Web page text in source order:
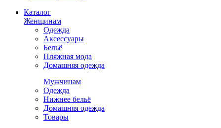
Каталог
Женщинам
Одежда
Аксессуары
Бельё
Пляжная мода
Домашняя одежда
Мужчинам
Одежда
Нижнее бельё
Домашняя одежда
Товары